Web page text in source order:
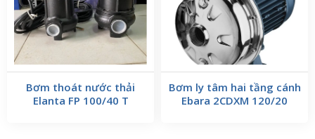
Bơm thoát nước thải
Elanta FP 100/40 T
Bơm ly tâm hai tầng cánh
Ebara 2CDXM 120/20